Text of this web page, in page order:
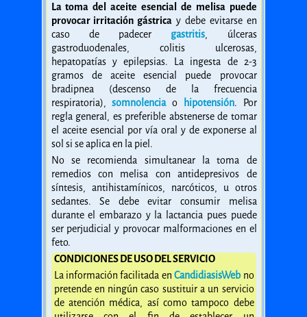
La toma del aceite esencial de melisa puede
provocar irritación gástrica y debe evitarse en
caso de padecer gastritis, úlceras
gastroduodenales, colitis ulcerosas,
hepatopatías y epilepsias. La ingesta de 2-3
gramos de aceite esencial puede provocar
bradipnea (descenso de la frecuencia
respiratoria),somnolenciao hipotensión. Por
regla general, es preferible abstenerse de tomar
el aceite esencial por vía oral y de exponerse al
sol si se aplica en la piel.
No se recomienda simultanear la toma de
remedios con melisa con antidepresivos de
síntesis, antihistamínicos, narcóticos, u otros
sedantes. Se debe evitar consumir melisa
durante el embarazo y la lactancia pues puede
ser perjudicial y provocar malformaciones en el
feto.
CONDICIONES DE USO DEL SERVICIO
La información facilitada enCandidiasisWebno
pretende en ningún caso sustituir a un servicio
de atención médica, así como tampoco debe